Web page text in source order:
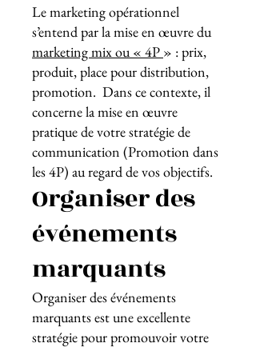
Le marketing opérationnel
s’entend par la mise en œuvre du
marketing mix ou « 4P » : prix,
produit, place pour distribution,
promotion. Dans ce contexte, il
concerne la mise en œuvre
pratique de votre stratégie de
communication (Promotion dans
les 4P) au regard de vos objectifs.
Organiser des
événements
marquants
Organiser des événements
marquants est une excellente
stratégie pour promouvoir votre